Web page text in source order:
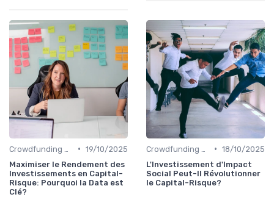
• 19/10/2025
Maximiser le Rendement des
Investissements en Capital-
Risque: Pourquoi la Data est
Clé?
• 18/10/2025
L'Investissement d'Impact
Social Peut-Il Révolutionner
le Capital-Risque?